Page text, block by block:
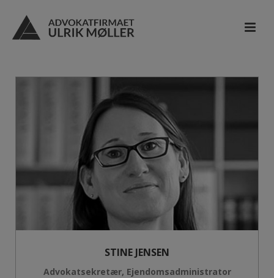
STINE JENSEN
Advokatsekretær, Ejendomsadministrator